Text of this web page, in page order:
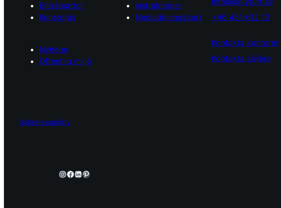
Entrémattor
Konstgräs
Nyheter
Offentlig miljö
Instruktioner
Nedladdningsbart
+46 451-612 10
Kontakta kontoret
Kontakta säljare
Sekretesspolicy
Instagram
Facebook
LinkedIn
Pinterest